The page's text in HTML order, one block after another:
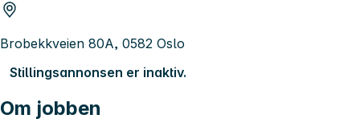
Brobekkveien 80A, 0582 Oslo
Stillingsannonsen er inaktiv.
Om jobben